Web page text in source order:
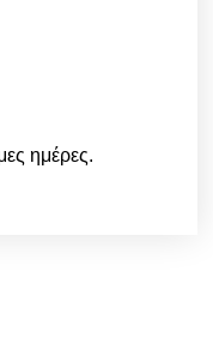
ημέρες.